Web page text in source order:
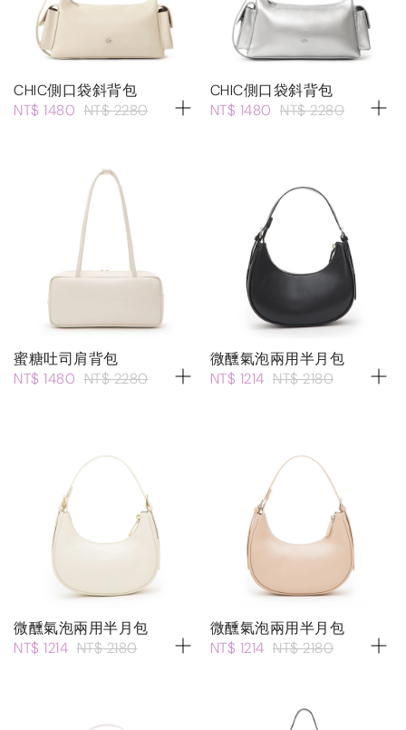
CHIC側口袋斜背包
NT$ 1480 NT$ 2280
CHIC側口袋斜背包
NT$ 1480 NT$ 2280
蜜糖吐司肩背包
NT$ 1480 NT$ 2280
微醺氣泡兩用半月包
NT$ 1214 NT$ 2180
微醺氣泡兩用半月包
NT$ 1214 NT$ 2180
微醺氣泡兩用半月包
NT$ 1214 NT$ 2180